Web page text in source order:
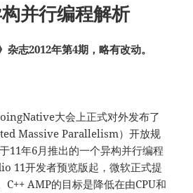
并行编程解析
杂志2012年第4期，略有改动。
大会上正式对外发布了
Massive Parallelism）开放规
11年6月推出的一个异构并行编程
11开发者预览版起，微软正式提
C++ AMP的目标是降低在由CPU和